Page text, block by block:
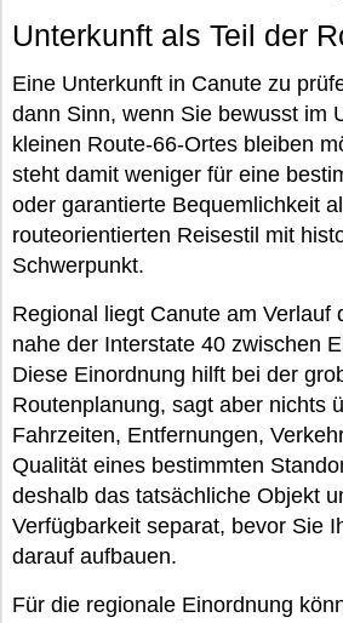
Unterkunft als Teil der
Eine Unterkunft in Canute zu
dann Sinn, wenn Sie bewusst im
kleinen Route-66-Ortes bleiben
steht damit weniger für eine
oder garantierte Bequemlichkeit
routeorientierten Reisestil mit
Schwerpunkt.
Regional liegt Canute am Verlauf
nahe der Interstate 40 zwischen
Diese Einordnung hilft bei der
Routenplanung, sagt aber nichts
Fahrzeiten, Entfernungen,
Qualität eines bestimmten
deshalb das tatsächliche Objekt
Verfügbarkeit separat, bevor Sie
darauf aufbauen.
Für die regionale Einordnung